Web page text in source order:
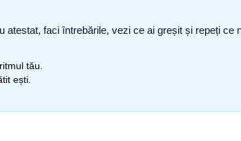
atestat, faci întrebările, vezi ce ai greșit și repeți
tău.
ești.